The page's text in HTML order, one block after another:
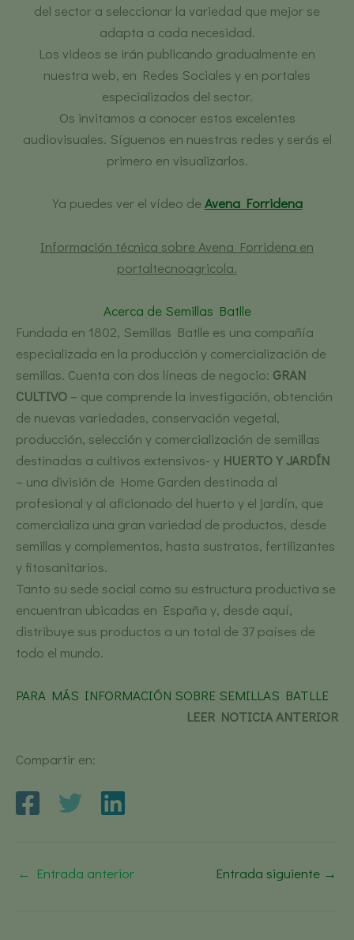
del sector a seleccionar la variedad que mejor se
adapta a cada necesidad.
Los videos se irán publicando gradualmente en
nuestra web, en Redes Sociales y en portales
especializados del sector.
Os invitamos a conocer estos excelentes
audiovisuales. Síguenos en nuestras redes y serás el
primero en visualizarlos.
Ya puedes ver el vídeo de Avena Forridena
Información técnica sobre Avena Forridena en
portaltecnoagricola.
Acerca de Semillas Batlle
Fundada en 1802, Semillas Batlle es una compañía
especializada en la producción y comercialización de
semillas. Cuenta con dos líneas de negocio: GRAN
CULTIVO – que comprende la investigación, obtención
de nuevas variedades, conservación vegetal,
producción, selección y comercialización de semillas
destinadas a cultivos extensivos- y HUERTO Y JARDÍN
– una división de Home Garden destinada al
profesional y al aficionado del huerto y el jardín, que
comercializa una gran variedad de productos, desde
semillas y complementos, hasta sustratos, fertilizantes
y fitosanitarios.
Tanto su sede social como su estructura productiva se
encuentran ubicadas en España y, desde aquí,
distribuye sus productos a un total de 37 países de
todo el mundo.
PARA MÁS INFORMACIÓN SOBRE SEMILLAS BATLLE
LEER NOTICIA ANTERIOR
Compartir en:
← Entrada anterior Entrada siguiente →